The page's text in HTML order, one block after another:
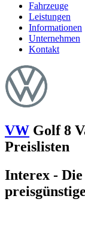
Fahrzeuge
Leistungen
Informationen
Unternehmen
Kontakt
VW Golf 8
Preislisten
Interex - Die